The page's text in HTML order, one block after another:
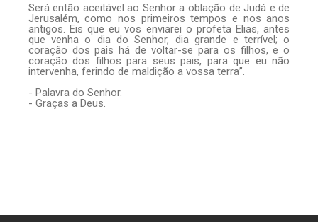
Será então aceitável ao Senhor a oblação de Judá e de
Jerusalém, como nos primeiros tempos e nos anos
antigos. Eis que eu vos enviarei o profeta Elias, antes
que venha o dia do Senhor, dia grande e terrível; o
coração dos pais há de voltar-se para os filhos, e o
coração dos filhos para seus pais, para que eu não
intervenha, ferindo de maldição a vossa terra”.
- Palavra do Senhor.
- Graças a Deus.